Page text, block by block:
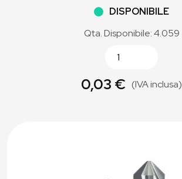
DISPONIBILE
Qta. Disponibile: 4.059
0,03 € (IVA inclusa)